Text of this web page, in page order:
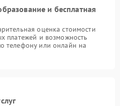
и бесплатная
оценка стоимости
платежей и возможность
телефону или онлайн на